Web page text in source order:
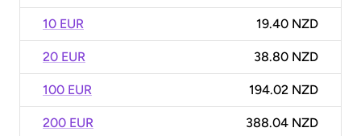
10 EUR 19.40 NZD
20 EUR 38.80 NZD
100 EUR 194.02 NZD
200 EUR 388.04 NZD